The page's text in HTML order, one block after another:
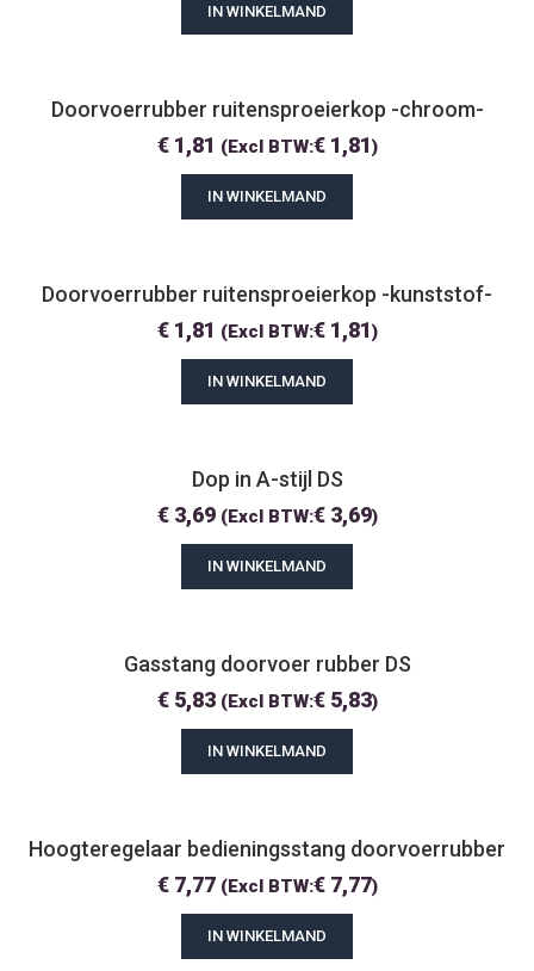
IN WINKELMAND
Doorvoerrubber ruitensproeierkop -chroom-
€1,81 (Excl BTW:€1,81)
IN WINKELMAND
Doorvoerrubber ruitensproeierkop -kunststof-
€1,81 (Excl BTW:€1,81)
IN WINKELMAND
Dop in A-stijl DS
€3,69 (Excl BTW:€3,69)
IN WINKELMAND
Gasstang doorvoer rubber DS
€5,83 (Excl BTW:€5,83)
IN WINKELMAND
Hoogteregelaar bedieningsstang doorvoerrubber
€7,77 (Excl BTW:€7,77)
IN WINKELMAND